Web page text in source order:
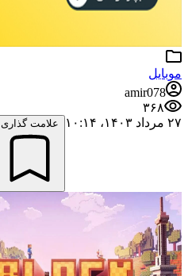
موبایل
amir078
۳۶۸
۲۷ مرداد ۱۴۰۳،‏ ۱۰:۱۴
علامت گذاری